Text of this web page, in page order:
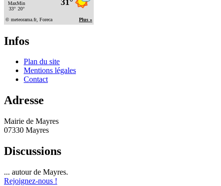
Infos
Plan du site
Mentions légales
Contact
Adresse
Mairie de Mayres
07330 Mayres
Discussions
... autour de Mayres.
Rejoignez-nous !